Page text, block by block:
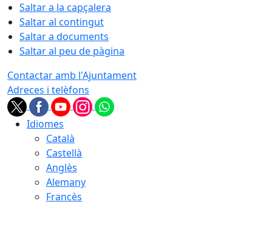
Saltar a la capçalera
Saltar al contingut
Saltar a documents
Saltar al peu de pàgina
Contactar amb l'Ajuntament
Adreces i telèfons
Idiomes
Català
Castellà
Anglès
Alemany
Francès